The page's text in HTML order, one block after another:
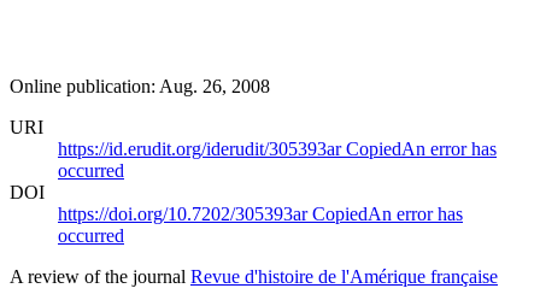
Online publication: Aug. 26, 2008
URI
https://id.erudit.org/iderudit/305393arCopiedAn error has
occurred
DOI
https://doi.org/10.7202/305393arCopiedAn error has
occurred
A review of the journal Revue d'histoire de l'Amérique française